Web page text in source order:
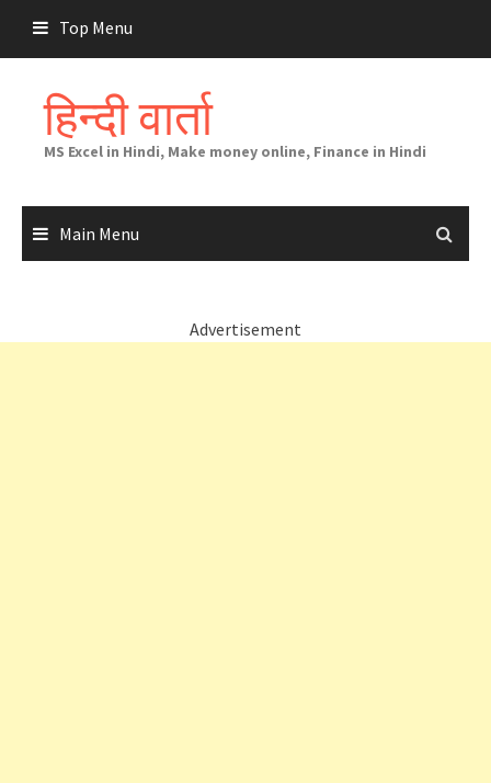
content
Top Menu
हिन्दी वार्ता
MS Excel in Hindi, Make money online, Finance in Hindi
Main Menu
Advertisement